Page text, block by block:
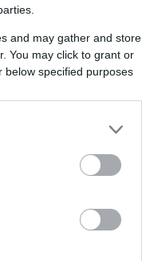
and may gather and store
You may click to grant or
below specified purposes